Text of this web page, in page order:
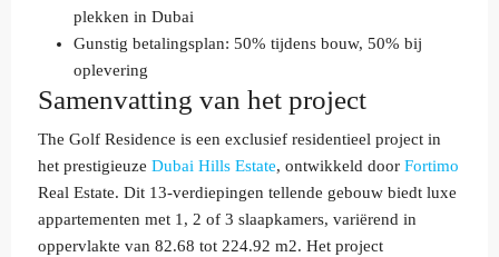
plekken in Dubai
Gunstig betalingsplan: 50% tijdens bouw, 50% bij
oplevering
Samenvatting van het project
The Golf Residence is een exclusief residentieel project in
het prestigieuze Dubai Hills Estate, ontwikkeld door Fortimo
Real Estate. Dit 13-verdiepingen tellende gebouw biedt luxe
appartementen met 1, 2 of 3 slaapkamers, variërend in
oppervlakte van 82.68 tot 224.92 m2. Het project